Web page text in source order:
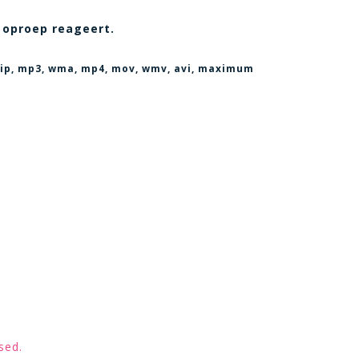
reageert.
mp3, wma, mp4, mov, wmv, avi , maximum